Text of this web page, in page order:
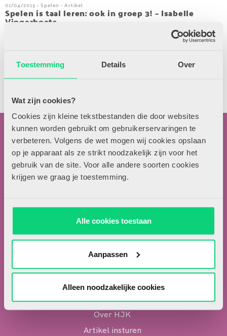
Toestemming Details Over
Wat zijn cookies?
Cookies zijn kleine tekstbestanden die door websites
kunnen worden gebruikt om gebruikerservaringen te
verbeteren. Volgens de wet mogen wij cookies opslaan
op je apparaat als ze strikt noodzakelijk zijn voor het
gebruik van de site. Voor alle andere soorten cookies
krijgen we graag je toestemming.
Alle cookies toestaan
Aanpassen
Alleen noodzakelijke cookies
01/04/2015 - Spelen - Artikel
Spelen is taal leren: ook in groep 3! – Isabelle
Vingerhoets
01/04/2015 - Kunst & Cultuur - Artikel
Ontdekken en experimenteren – Lia van Haren en
José Hillen
Download artikel
Over HJK
Artikel insturen
Contactgegevens
T.a.v. redactie HJK
Locomotiefboulevard 101
5041 SE Tilburg
013-5838800